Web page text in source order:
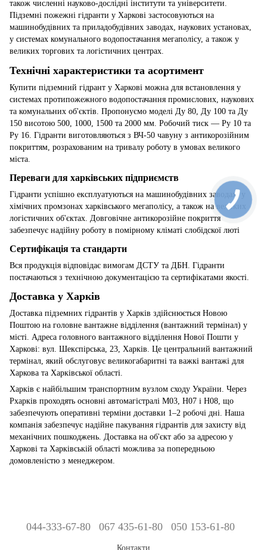
також численні науково-дослідні інститути та університети.
Підземні пожежні гідранти у Харкові застосовуються на
машинобудівних та приладобудівних заводах, наукових установах,
у системах комунального водопостачання мегаполісу, а також у
великих торгових та логістичних центрах.
Технічні характеристики та асортимент
Купити підземний гідрант у Харкові можна для встановлення у
системах протипожежного водопостачання промислових, наукових
та комунальних об'єктів. Пропонуємо моделі Ду 80, Ду 100 та Ду
150 висотою 500, 1000, 1500 та 2000 мм. Робочий тиск — Ру 10 та
Ру 16. Гідранти виготовляються з ВЧ-50 чавуну з антикорозійним
покриттям, розрахованим на тривалу роботу в умовах великого
міста.
Переваги для харківських підприємств
Гідранти успішно експлуатуються на машинобудівних заводах, у
хімічних промзонах харківського мегаполісу, а також на великих
логістичних об'єктах. Довговічне антикорозійне покриття
забезпечує надійну роботу в помірному кліматі слобідскої люті
Сертифікація та стандарти
Вся продукція відповідає вимогам ДСТУ та ДБН. Гідранти
постачаються з технічною документацією та сертифікатами якості.
Доставка у Харків
Доставка підземних гідрантів у Харків здійснюється Новою
Поштою на головне вантажне відділення (вантажний термінал) у
місті. Адреса головного вантажного відділення Нової Пошти у
Харкові: вул. Шекспірська, 23, Харків. Це центральний вантажний
термінал, який обслуговує великогабаритні та важкі вантажі для
Харкова та Харківської області.
Харків є найбільшим транспортним вузлом сходу України. Через
Рхарків проходять основні автомагістралі M03, H07 і H08, що
забезпечують оперативні терміни доставки 1–2 робочі дні. Наша
компанія забезпечує надійне пакування гідрантів для захисту від
механічних пошкоджень. Доставка на об'єкт або за адресою у
Харкові та Харківській області можлива за попередньою
домовленістю з менеджером.
044-333-67-80 067 435-61-80 050 153-61-80
Контакти